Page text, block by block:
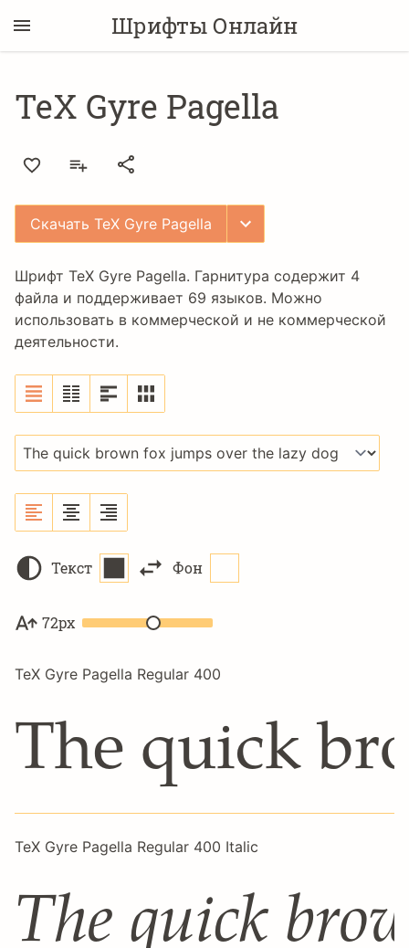
Шрифты Онлайн
TeX Gyre Pagella
Скачать TeX Gyre Pagella
Шрифт TeX Gyre Pagella. Гарнитура содержит 4
файла и поддерживает 69 языков. Можно
использовать в коммерческой и не коммерческой
деятельности.
Текст Фон
72px
TeX Gyre Pagella Regular 400
The quick
TeX Gyre Pagella Regular 400 Italic
The quick